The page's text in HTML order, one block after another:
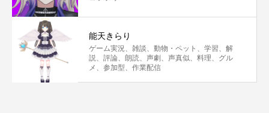
能天きらり
ゲーム実況、雑談、動物・ペット、学習、解
説、評論、朗読、声劇、声真似、料理、グル
メ、参加型、作業配信